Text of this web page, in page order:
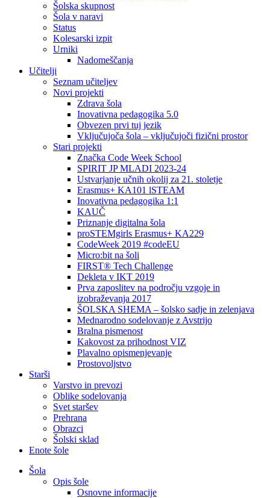
Šolska skupnost
Šola v naravi
Status
Kolesarski izpit
Urniki
Nadomeščanja
Učitelji
Seznam učiteljev
Novi projekti
Zdrava šola
Inovativna pedagogika 5.0
Obvezen prvi tuj jezik
Vključujoča šola – vključujoči fizični prostor
Stari projekti
Značka Code Week School
SPIRIT JP MLADI 2023-24
Ustvarjanje učnih okolij za 21. stoletje
Erasmus+ KA101 lSTEAM
Inovativna pedagogika 1:1
KAUČ
Priznanje digitalna šola
proSTEMgirls Erasmus+ KA229
CodeWeek 2019 #codeEU
Micro:bit na šoli
FIRST® Tech Challenge
Dekleta v IKT 2019
Prva zaposlitev na področju vzgoje in
izobraževanja 2017
ŠOLSKA SHEMA – šolsko sadje in zelenjava
Mednarodno sodelovanje z Avstrijo
Bralna pismenost
Kakovost za prihodnost VIZ
Plavalno opismenjevanje
Prostovoljstvo
Starši
Varstvo in prevozi
Oblike sodelovanja
Svet staršev
Prehrana
Obrazci
Šolski sklad
Enote šole
Šola
Opis šole
Osnovne informacije